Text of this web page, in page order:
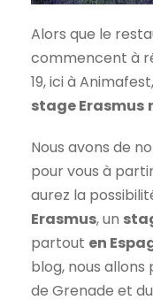
Alors que le
commencent à
19, ici à
stage Erasmus
Nous avons de
pour vous à
aurez la
Erasmus, un
partout en
blog, nous
de Grenade et